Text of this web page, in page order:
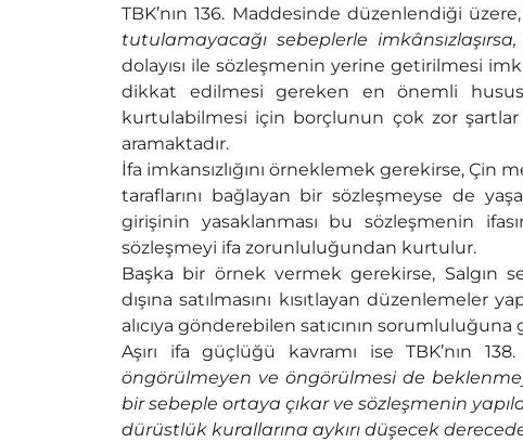
TBK’nın 136. Maddesinde düzenlendiği
tutulamayacağı sebeplerle
dolayısı ile sözleşmenin yerine getirilmesi
dikkat edilmesi gereken en önemli husus,
kurtulabilmesi için borçlunun çok zor şartlar
aramaktadır.
İfa imkansızlığını örneklemek gerekirse, Çin
taraflarını bağlayan bir sözleşmeyse de
girişinin yasaklanması bu sözleşmenin
sözleşmeyi ifa zorunluluğundan kurtulur.
Başka bir örnek vermek gerekirse, Salgın
dışına satılmasını kısıtlayan düzenlemeler
alıcıya gönderebilen satıcının
Aşırı ifa güçlüğü kavramı ise TBK’nın
öngörülmeyen ve öngörülmesi de
bir sebeple ortaya çıkar ve sözleşmenin
dürüstlük kurallarına aykırı düşecek